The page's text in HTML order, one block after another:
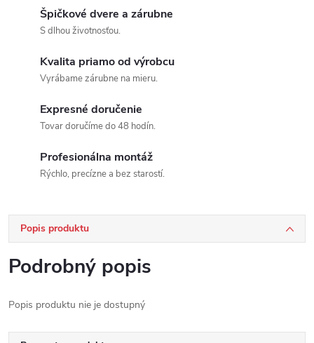
Špičkové dvere a zárubne
S dlhou životnosťou.
Kvalita priamo od výrobcu
Vyrábame zárubne na mieru.
Expresné doručenie
Tovar doručíme do 48 hodín.
Profesionálna montáž
Rýchlo, precízne a bez starostí.
Popis produktu
Podrobný popis
Popis produktu nie je dostupný